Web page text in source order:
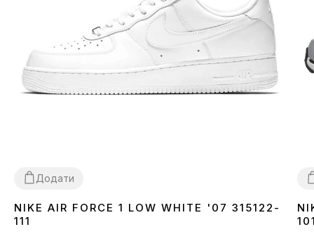
Додати
3637 38 39 40414243 444546
NIKE AIR FORCE 1 LOW WHITE '07 315122-
111